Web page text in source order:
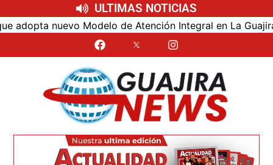
ULTIMAS NOTICIAS
nuevo Modelo de Atención Integral en La Guajira